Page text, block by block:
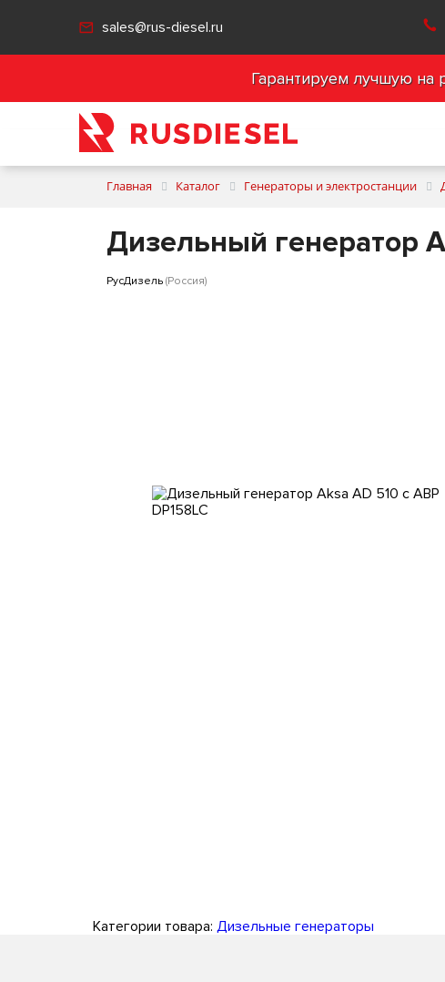
sales@rus-diesel.ru
Гарантируем лучшую на
Главная Каталог Генераторы и электростанции
Дизельный генератор
РусДизель (Россия)
Категории товара: Дизельные генераторы